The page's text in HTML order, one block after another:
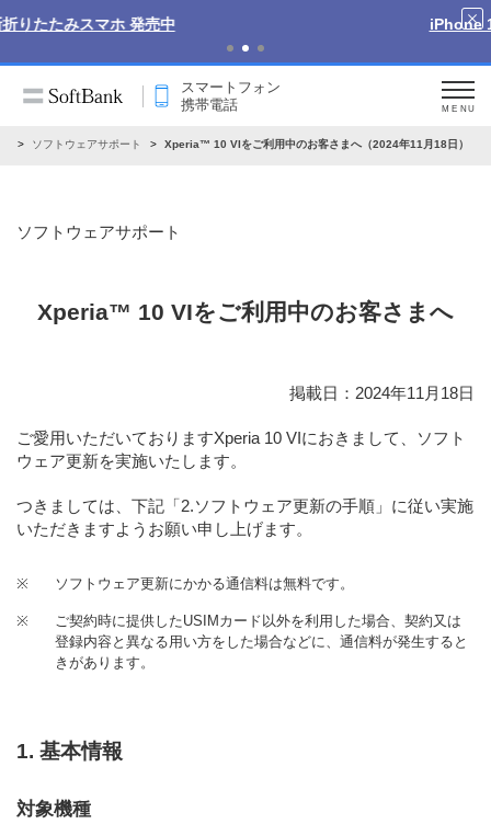
iPhone 17 Pro 発売中
スマートフォン
携帯電話
MENU
ソフトウェアサポート Xperia™ 10 VIをご利用中のお客さまへ（2024年11月18日）
ソフトウェアサポート
Xperia™ 10 VIをご利用中のお客さまへ
掲載日：2024年11月18日
ご愛用いただいておりますXperia 10 VIにおきまして、ソフト
ウェア更新を実施いたします。
つきましては、下記「2.ソフトウェア更新の手順」に従い実施
いただきますようお願い申し上げます。
※ ソフトウェア更新にかかる通信料は無料です。
※
ご契約時に提供したUSIMカード以外を利用した場合、契約又は
登録内容と異なる用い方をした場合などに、通信料が発生すると
きがあります。
1. 基本情報
対象機種